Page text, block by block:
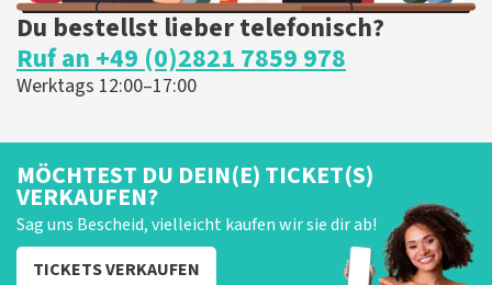
Du bestellst lieber telefonisch?
Ruf an +49 (0)2821 7859 978
Werktags 12:00–17:00
MÖCHTEST DU DEIN(E) TICKET(S)
VERKAUFEN?
Sag uns Bescheid, vielleicht kaufen wir sie dir ab!
TICKETS VERKAUFEN